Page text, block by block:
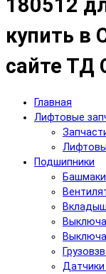
купить в
сайте ТД
Главная
Лифтовые
Подшипники